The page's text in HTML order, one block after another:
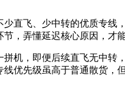
飞、少中转的优质专线
，弄懂延迟核心原因，才
，即便后续直飞无中转
优先级虽高于普通散货，